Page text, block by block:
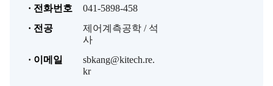
· 전화번호
041-5898-458
· 전공
제어계측공학 / 석
사
· 이메일
sbkang@kitech.re.
kr